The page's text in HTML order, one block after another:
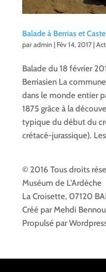
Balade à Berrias et
paradmin | Fév 14, 2017|
Balade du 18 février
Berriasien La
dans le monde entier
1875 grâce à la
typique du début du
crétacé-jurassique).
© 2016 Tous droits
Muséum de L'Ardèche
La Croisette, 07120
Créé par Mehdi
Propulsé par